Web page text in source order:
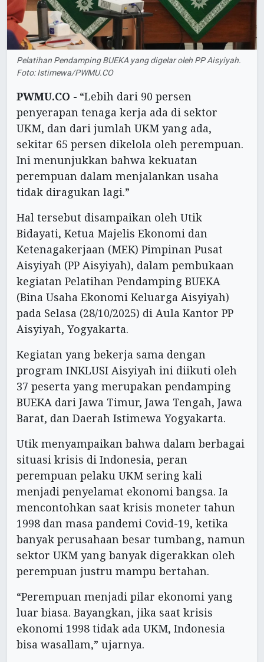
Pelatihan Pendamping BUEKA yang digelar oleh PP Aisyiyah.
Foto: Istimewa/PWMU.CO
PWMU.CO - “Lebih dari 90 persen
penyerapan tenaga kerja ada di sektor
UKM, dan dari jumlah UKM yang ada,
sekitar 65 persen dikelola oleh perempuan.
Ini menunjukkan bahwa kekuatan
perempuan dalam menjalankan usaha
tidak diragukan lagi.”
Hal tersebut disampaikan oleh Utik
Bidayati, Ketua Majelis Ekonomi dan
Ketenagakerjaan (MEK) Pimpinan Pusat
Aisyiyah (PP Aisyiyah), dalam pembukaan
kegiatan Pelatihan Pendamping BUEKA
(Bina Usaha Ekonomi Keluarga Aisyiyah)
pada Selasa (28/10/2025) di Aula Kantor PP
Aisyiyah, Yogyakarta.
Kegiatan yang bekerja sama dengan
program INKLUSI Aisyiyah ini diikuti oleh
37 peserta yang merupakan pendamping
BUEKA dari Jawa Timur, Jawa Tengah, Jawa
Barat, dan Daerah Istimewa Yogyakarta.
Utik menyampaikan bahwa dalam berbagai
situasi krisis di Indonesia, peran
perempuan pelaku UKM sering kali
menjadi penyelamat ekonomi bangsa. Ia
mencontohkan saat krisis moneter tahun
1998 dan masa pandemi Covid-19, ketika
banyak perusahaan besar tumbang, namun
sektor UKM yang banyak digerakkan oleh
perempuan justru mampu bertahan.
“Perempuan menjadi pilar ekonomi yang
luar biasa. Bayangkan, jika saat krisis
ekonomi 1998 tidak ada UKM, Indonesia
bisa wasallam,” ujarnya.